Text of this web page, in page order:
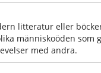
litteratur eller
människoöden som
med andra.